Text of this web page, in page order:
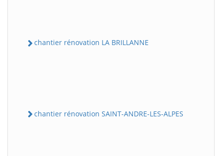
chantier rénovation LA BRILLANNE
chantier rénovation SAINT-ANDRE-LES-ALPES